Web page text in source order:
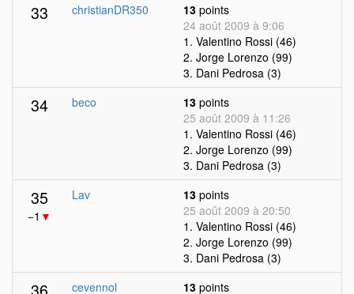
33 christianDR350 13 points
24 août 2009 à 9:06
1. Valentino Rossi (46)
2. Jorge Lorenzo (99)
3. Dani Pedrosa (3)
34 beco 13 points
25 août 2009 à 11:26
1. Valentino Rossi (46)
2. Jorge Lorenzo (99)
3. Dani Pedrosa (3)
35
−1 ▼
Lav 13 points
25 août 2009 à 20:50
1. Valentino Rossi (46)
2. Jorge Lorenzo (99)
3. Dani Pedrosa (3)
cevennol 13 points